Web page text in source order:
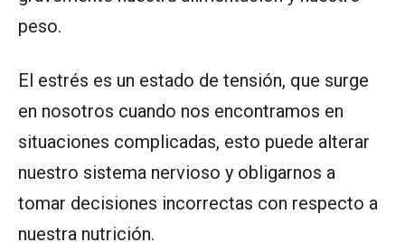
peso.
El estrés es un estado de tensión, que surge
en nosotros cuando nos encontramos en
situaciones complicadas, esto puede alterar
nuestro sistema nervioso y obligarnos a
tomar decisiones incorrectas con respecto a
nuestra nutrición.